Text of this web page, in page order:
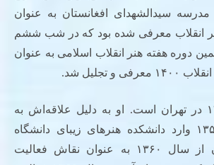
سیدالشهدای افغانستان به عنوان
انقلاب معرفی شده بود که در شب ششم
دوره هفته هنر انقلاب اسلامی به عنوان
و تجلیل شد.
قدیریان متولد ۱۳۳۹ در تهران است. او به دلیل علاقه‌اش به
نقاشی در سال ۱۳۵۷ وارد دانشکده هنرهای زیبای دانشگاه
تهران شد. قدیریان از سال ۱۳۶۰ به عنوان نقاش فعالیت